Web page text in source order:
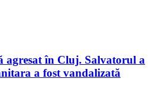
agresat în Cluj. Salvatorul a
a fost vandalizată